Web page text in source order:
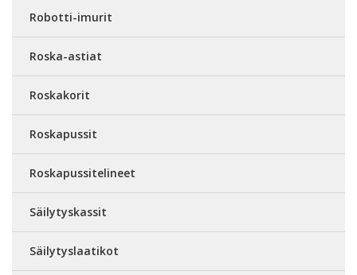
Robotti-imurit
Roska-astiat
Roskakorit
Roskapussit
Roskapussitelineet
Säilytyskassit
Säilytyslaatikot